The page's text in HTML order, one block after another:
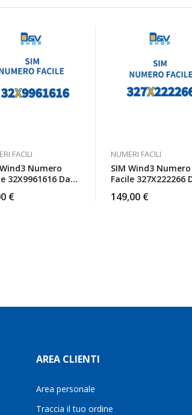
FACILI
Numero
32X9961616 Da
€
NUMERI FACILI
SIM Wind3 Numero
Facile 327X222266
149,00 €
AREA CLIENTI
Area personale
Traccia il tuo ordine